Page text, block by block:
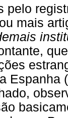
pelo
mais
Espanha (